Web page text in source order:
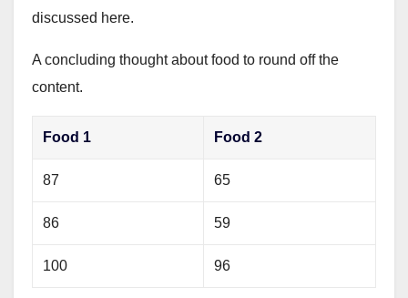
discussed here.
A concluding thought about food to round off the
content.
Food 1 Food 2
87 65
86 59
100 96